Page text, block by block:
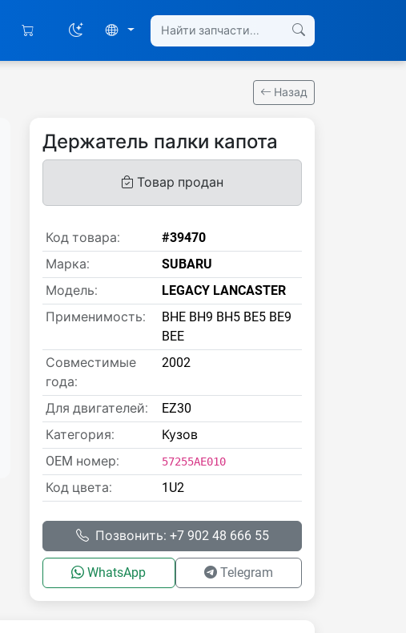
Назад
Держатель палки капота
Товар продан
Код товара:
#39470
Марка:
SUBARU
Модель:
LEGACY LANCASTER
Применимость:
BHE BH9 BH5 BE5 BE9
BEE
Совместимые
года:
2002
Для двигателей:
EZ30
Категория:
Кузов
OEM номер:
57255AE010
Код цвета: 1U2
Позвонить: +7 902 48 666 55
WhatsApp Telegram